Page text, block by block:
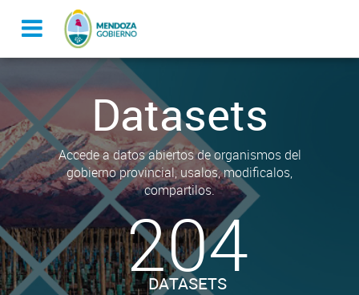
Datasets
Accede a datos abiertos de organismos del
gobierno provincial, usalos, modificalos,
compartilos.
204
DATASETS